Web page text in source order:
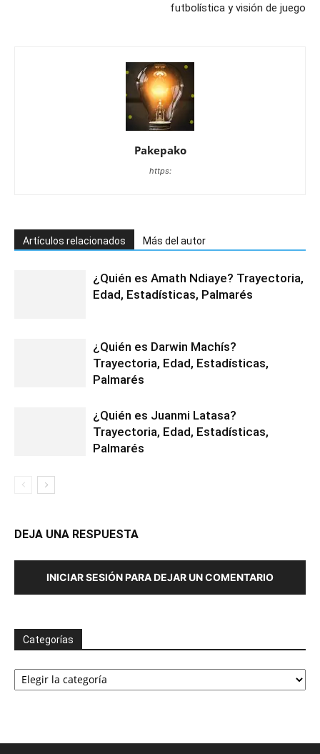
futbolística y visión de juego
Pakepako
https:
Artículos relacionados Más del autor
¿Quién es Amath Ndiaye? Trayectoria,
Edad, Estadísticas, Palmarés
¿Quién es Darwin Machís?
Trayectoria, Edad, Estadísticas,
Palmarés
¿Quién es Juanmi Latasa?
Trayectoria, Edad, Estadísticas,
Palmarés
DEJA UNA RESPUESTA
INICIAR SESIÓN PARA DEJAR UN COMENTARIO
Categorías
Categorías